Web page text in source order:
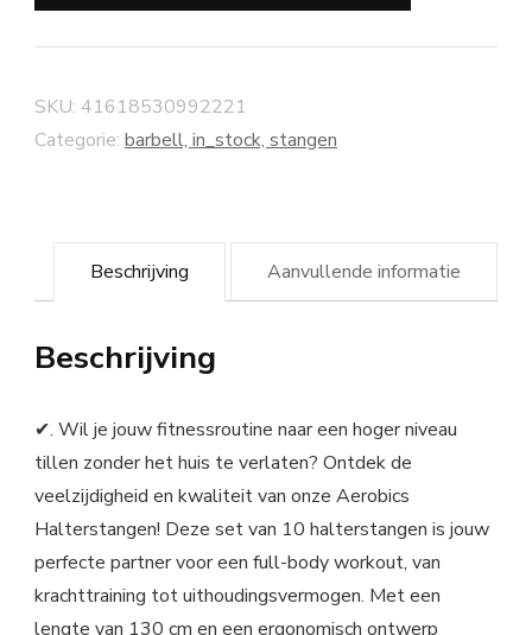
SKU: 41618530992221
Categorie: barbell, in_stock, stangen
Beschrijving Aanvullende informatie
Beschrijving
✔. Wil je jouw fitnessroutine naar een hoger niveau
tillen zonder het huis te verlaten? Ontdek de
veelzijdigheid en kwaliteit van onze Aerobics
Halterstangen! Deze set van 10 halterstangen is jouw
perfecte partner voor een full-body workout, van
krachttraining tot uithoudingsvermogen. Met een
lengte van 130 cm en een ergonomisch ontwerp